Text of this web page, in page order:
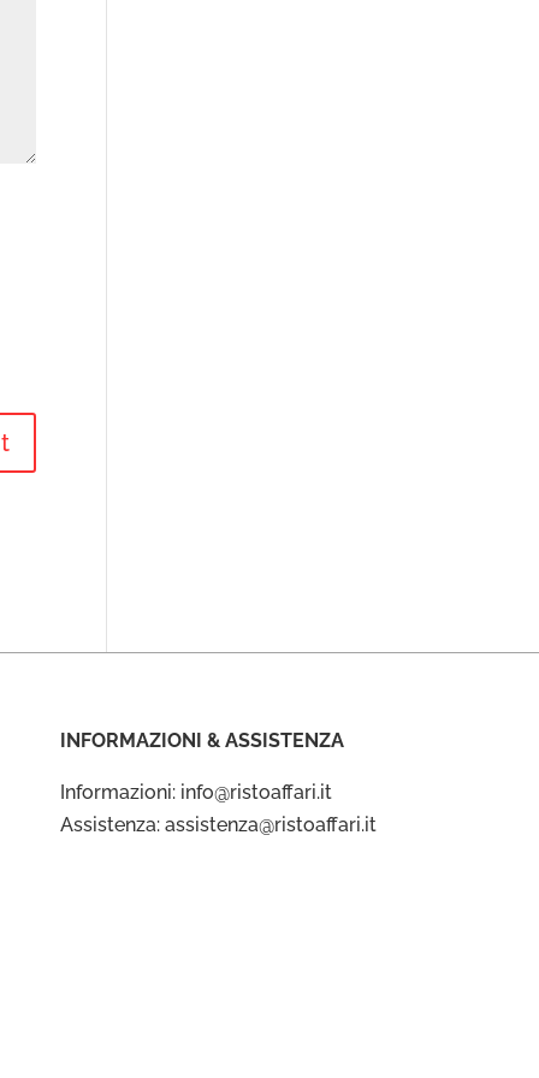
INFORMAZIONI & ASSISTENZA
Informazioni: info@ristoaffari.it
Assistenza: assistenza@ristoaffari.it